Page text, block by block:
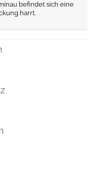
befindet sich eine
harrt.